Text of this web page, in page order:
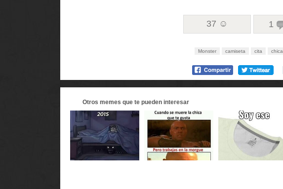
37 ☺ 1
Monster camiseta cita chica
Otros memes que te pueden interesar